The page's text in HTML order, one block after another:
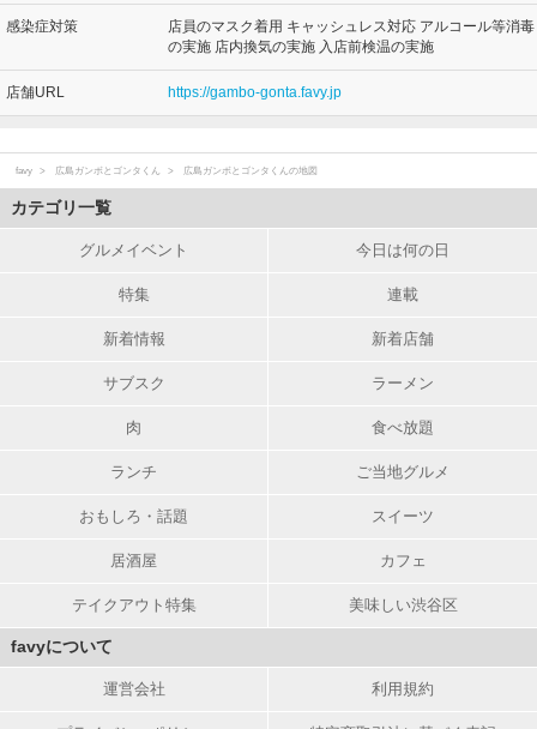
感染症対策
店員のマスク着用 キャッシュレス対応 アルコール等消毒
の実施 店内換気の実施 入店前検温の実施
店舗URL https://gambo-gonta.favy.jp
favy 広島ガンボとゴンタくん 広島ガンボとゴンタくんの地図
カテゴリ一覧
グルメイベント 今日は何の日
特集 連載
新着情報 新着店舗
サブスク ラーメン
肉 食べ放題
ランチ ご当地グルメ
おもしろ・話題 スイーツ
居酒屋 カフェ
テイクアウト特集 美味しい渋谷区
favyについて
運営会社 利用規約